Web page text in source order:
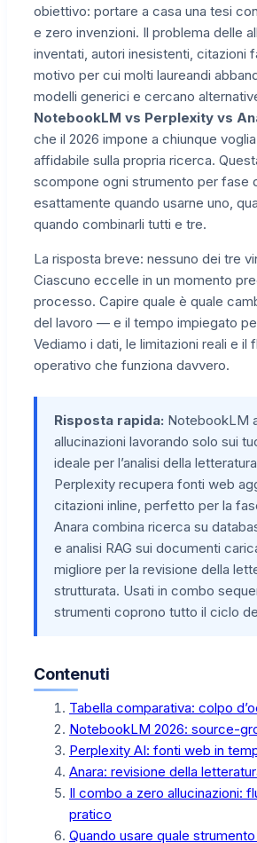
obiettivo: portare a casa una tesi
e zero invenzioni. Il problema delle
inventati, autori inesistenti, citazioni
motivo per cui molti laureandi
modelli generici e cercano
NotebookLM vs Perplexity vs
che il 2026 impone a chiunque
affidabile sulla propria ricerca.
scompone ogni strumento per fase
esattamente quando usarne uno,
quando combinarli tutti e tre.
La risposta breve: nessuno dei tre
Ciascuno eccelle in un momento
processo. Capire quale è quale
del lavoro — e il tempo impiegato
Vediamo i dati, le limitazioni reali e il
operativo che funziona davvero.
Risposta rapida: NotebookLM
allucinazioni lavorando solo sui
ideale per l’analisi della
Perplexity recupera fonti web
citazioni inline, perfetto per la
Anara combina ricerca su
e analisi RAG sui documenti
migliore per la revisione della
strutturata. Usati in combo
strumenti coprono tutto il ciclo
Contenuti
Tabella comparativa: colpo
NotebookLM 2026: source-
Perplexity AI: fonti web in
Anara: revisione della
Il combo a zero allucinazioni:
pratico
Quando usare quale